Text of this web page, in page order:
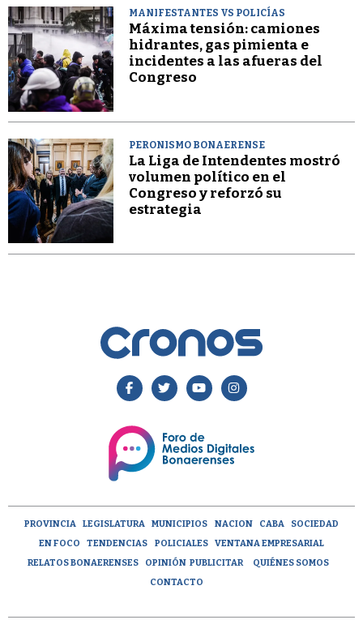
MANIFESTANTES VS POLICÍAS
Máxima tensión: camiones
hidrantes, gas pimienta e
incidentes a las afueras del
Congreso
PERONISMO BONAERENSE
La Liga de Intendentes mostró
volumen político en el
Congreso y reforzó su
estrategia
PROVINCIA LEGISLATURA MUNICIPIOS NACION CABA
SOCIEDAD
EN FOCO
TENDENCIAS POLICIALES
VENTANA EMPRESARIAL
RELATOS BONAERENSES
OPINIÓN PUBLICITAR
QUIÉNES SOMOS
CONTACTO